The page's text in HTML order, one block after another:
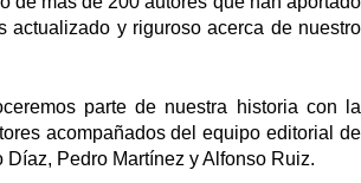
actualizado y riguroso acerca de nuestro
parte de nuestra historia con la
acompañados del equipo editorial de
Díaz, Pedro Martínez y Alfonso Ruiz.